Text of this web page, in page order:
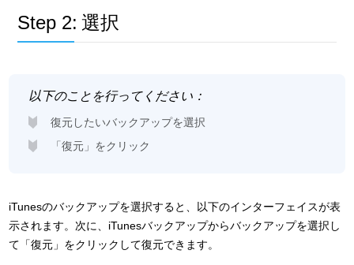
Step 2: 選択
以下のことを行ってください：
復元したいバックアップを選択
「復元」をクリック
iTunesのバックアップを選択すると、以下のインターフェイスが表
示されます。次に、iTunesバックアップからバックアップを選択し
て「復元」をクリックして復元できます。